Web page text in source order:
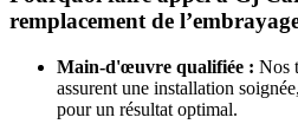
remplacement de
Main-d'œuvre qualifiée : Nos
assurent une installation
pour un résultat optimal.